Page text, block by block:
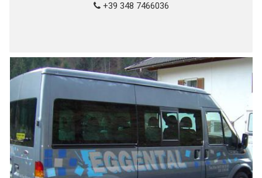
+39 348 7466036